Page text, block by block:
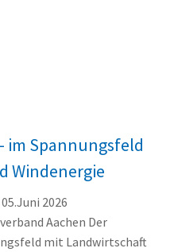
im Spannungsfeld
Windenergie
2026
Aachen Der
mit Landwirtschaft